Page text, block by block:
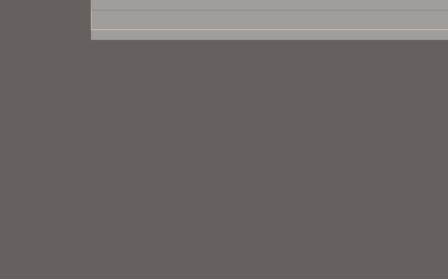
【プリンセス天功の L' Horo
ア) ～魔法の時間～】ゲスト
北原照久のきのうの続きのつ
関口